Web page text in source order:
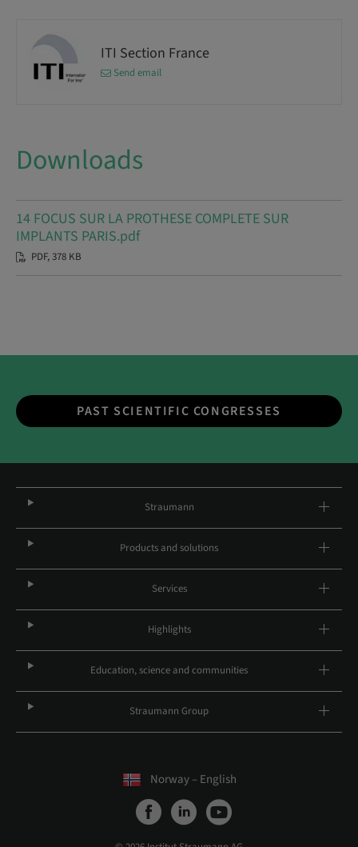
ITI Section France
Send email
Downloads
14 FOCUS SUR LA PROTHESE COMPLETE SUR
IMPLANTS PARIS.pdf
PDF, 378 KB
PAST SCIENTIFIC CONGRESSES
Straumann
Products and solutions
Services
Highlights
Education, science and communities
Straumann Group
Norway – English